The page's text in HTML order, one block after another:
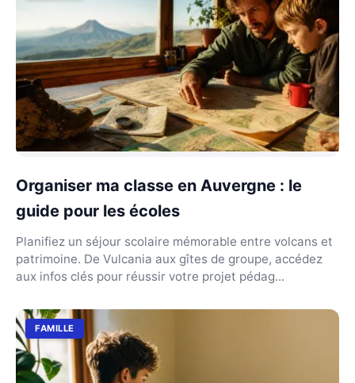
Organiser ma classe en Auvergne : le
guide pour les écoles
Planifiez un séjour scolaire mémorable entre volcans et
patrimoine. De Vulcania aux gîtes de groupe, accédez
aux infos clés pour réussir votre projet pédag...
FAMILLE